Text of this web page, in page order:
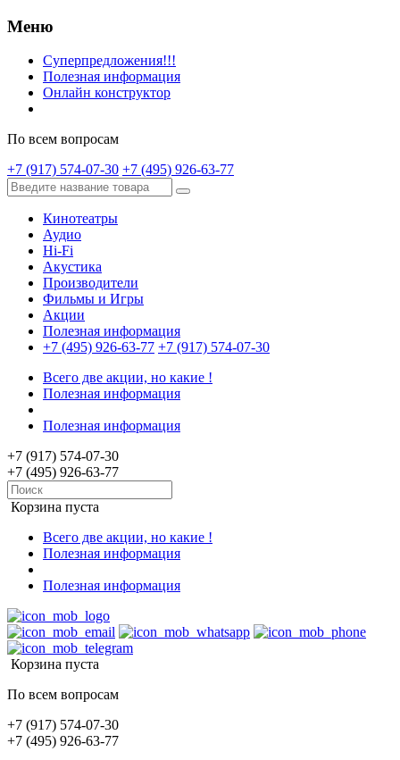
Меню
Суперпредложения!!!
Полезная информация
Онлайн конструктор
По всем вопросам
+7 (917) 574-07-30 +7 (495) 926-63-77
Кинотеатры
Аудио
Hi-Fi
Акустика
Производители
Фильмы и Игры
Акции
Полезная информация
+7 (495) 926-63-77 +7 (917) 574-07-30
Всего две акции, но какие !
Полезная информация
Полезная информация
+7 (917) 574-07-30
+7 (495) 926-63-77
Корзина пуста
Всего две акции, но какие !
Полезная информация
Полезная информация
Корзина пуста
По всем вопросам
+7 (917) 574-07-30
+7 (495) 926-63-77